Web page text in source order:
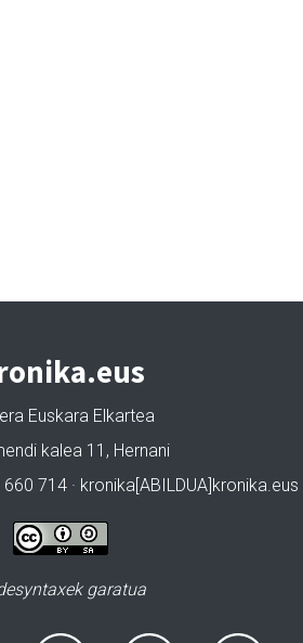
Euskara Elkartea
kalea 11, Hernani
714 · kronika[ABILDUA]kronika.eus
garatua